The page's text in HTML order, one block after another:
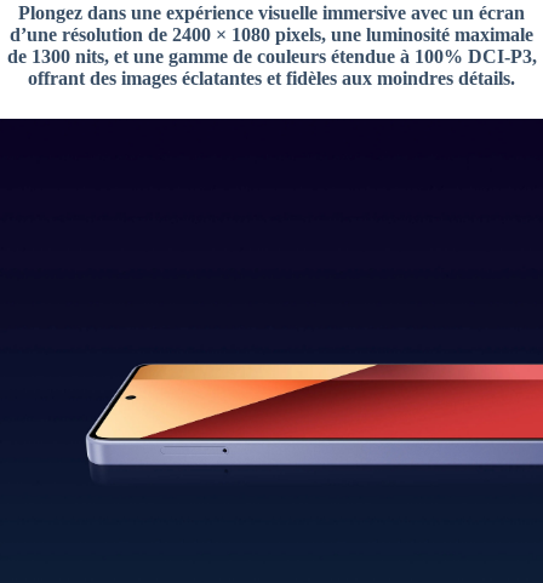
Plongez dans une expérience visuelle immersive avec un écran
d’une résolution de 2400 × 1080 pixels, une luminosité maximale
de 1300 nits, et une gamme de couleurs étendue à 100% DCI-P3,
offrant des images éclatantes et fidèles aux moindres détails.